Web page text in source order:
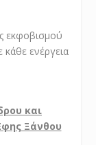
και
Ξάνθου